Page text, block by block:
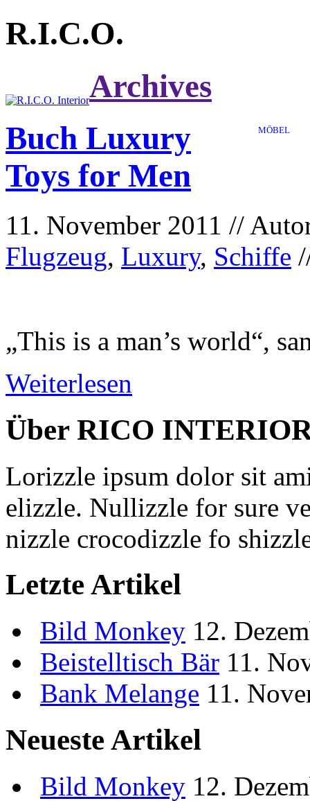
R.I.C.O.
MÖBEL
Archives
Buch Luxury
Toys for Men
11. November 2011 //
Flugzeug, Luxury, Schiffe
„This is a man’s world“,
Weiterlesen
Über RICO
Lorizzle ipsum dolor sit
elizzle. Nullizzle for sure
nizzle crocodizzle fo
Letzte Artikel
Bild Monkey 12.
Beistelltisch Bär 11.
Bank Melange 11.
Neueste Artikel
Bild Monkey 12.